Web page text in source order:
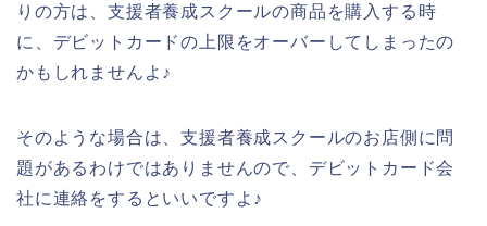
りの方は、支援者養成スクールの商品を購入する時
に、デビットカードの上限をオーバーしてしまったの
かもしれませんよ♪
そのような場合は、支援者養成スクールのお店側に問
題があるわけではありませんので、デビットカード会
社に連絡をするといいですよ♪